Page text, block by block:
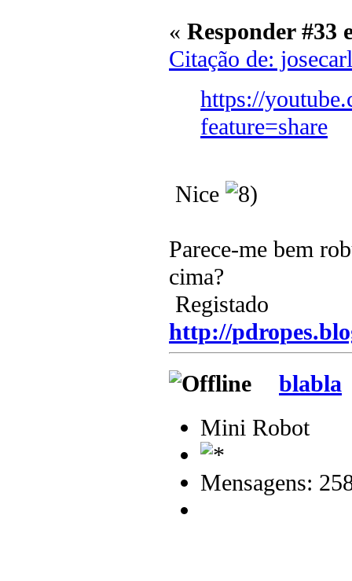
« Responder #33
Citação de:
https://
feature=share
Nice
Parece-me bem
cima?
Registado
http://
blabla
Mini Robot
Mensagens: